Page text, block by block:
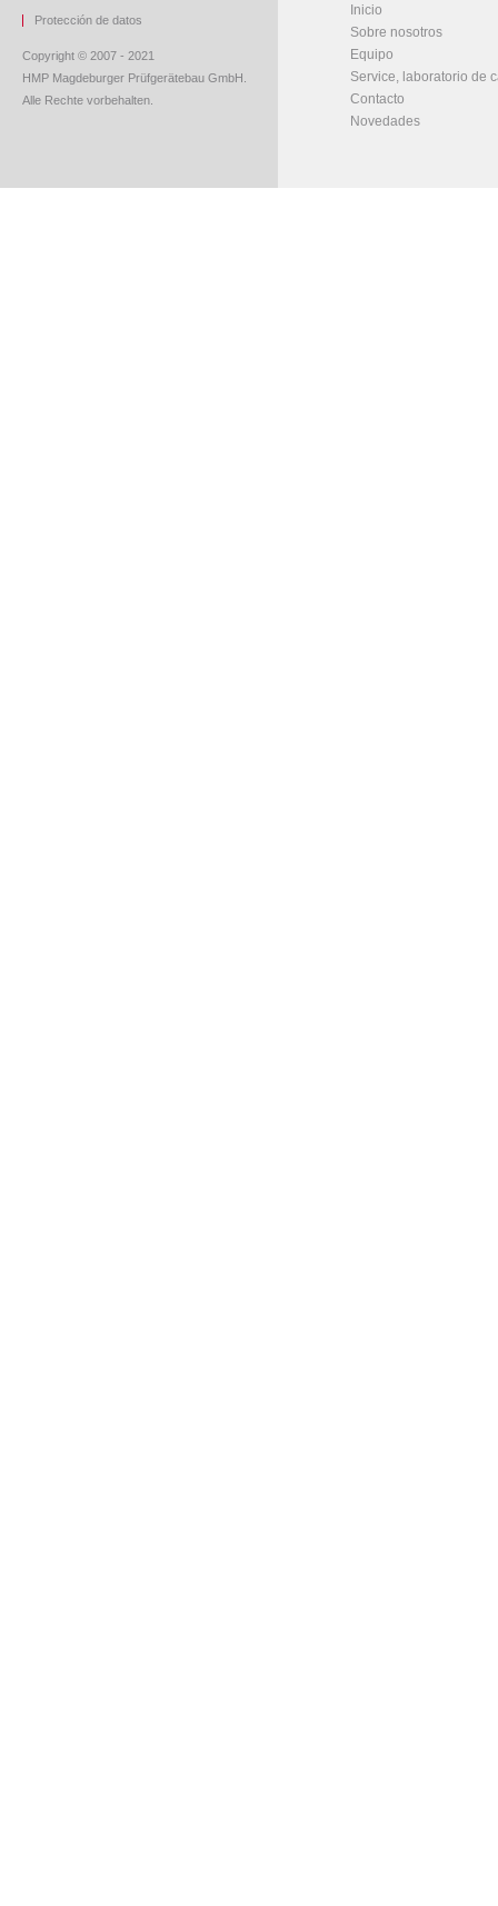
Protección de datos
Copyright © 2007 - 2021
HMP Magdeburger Prüfgerätebau GmbH.
Alle Rechte vorbehalten.
Inicio
Sobre nosotros
Equipo
Service, laboratorio de
Contacto
Novedades